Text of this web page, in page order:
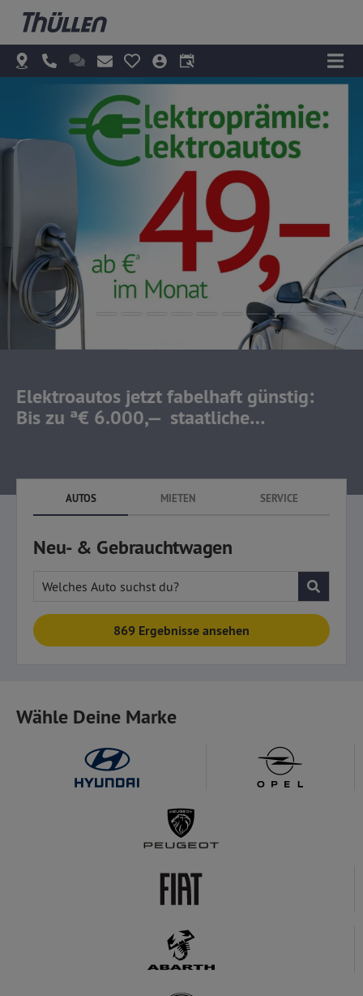
Elektroautos jetzt fabelhaft günstig:
Bis zu ª€ 6.000,— staatliche
AUTOS MIETEN SERVICE
Neu- & Gebrauchtwagen
Welches Auto suchst du?
869 Ergebnisse ansehen
Wähle Deine Marke